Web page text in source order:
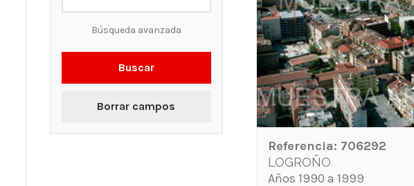
Búsqueda avanzada
Buscar
Borrar campos
Referencia: 706292
LOGROÑO
Años 1990 a 1999